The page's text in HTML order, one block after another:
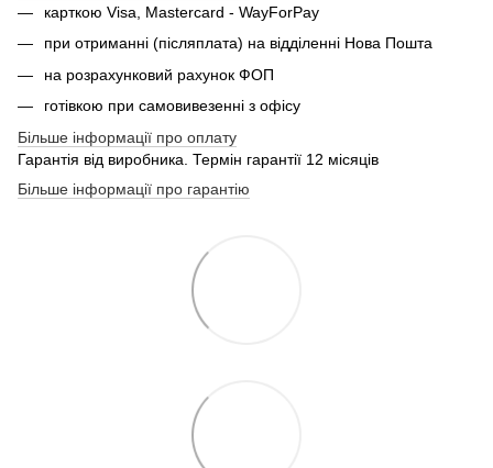
карткою Visa, Mastercard - WayForPay
при отриманні (післяплата) на відділенні Нова Пошта
на розрахунковий рахунок ФОП
готівкою при самовивезенні з офісу
Більше інформації про оплату
Гарантія від виробника. Термін гарантії 12 місяців
Більше інформації про гарантію